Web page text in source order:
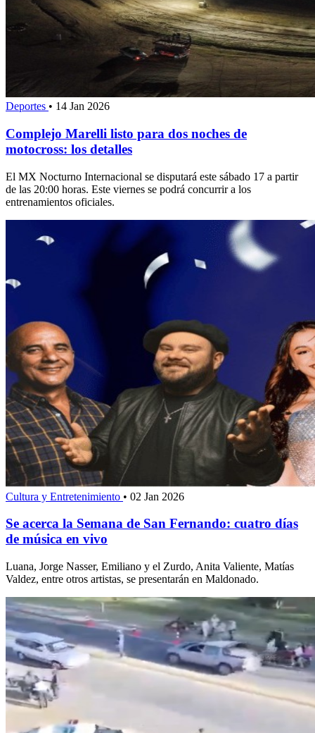
Deportes • 14 Jan 2026
Complejo Marelli listo para dos noches de
motocross: los detalles
El MX Nocturno Internacional se disputará este sábado 17 a partir
de las 20:00 horas. Este viernes se podrá concurrir a los
entrenamientos oficiales.
Cultura y Entretenimiento • 02 Jan 2026
Se acerca la Semana de San Fernando: cuatro días
de música en vivo
Luana, Jorge Nasser, Emiliano y el Zurdo, Anita Valiente, Matías
Valdez, entre otros artistas, se presentarán en Maldonado.